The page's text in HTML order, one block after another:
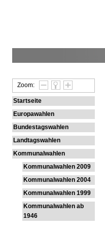
Zoom:
Startseite
Europawahlen
Bundestagswahlen
Landtagswahlen
Kommunalwahlen
Kommunalwahlen 2009
Kommunalwahlen 2004
Kommunalwahlen 1999
Kommunalwahlen ab
1946